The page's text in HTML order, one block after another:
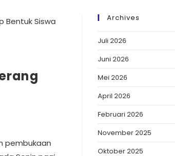
pembukaan
Archives
Juli 2026
Juni 2026
Mei 2026
April 2026
Februari 2026
November 2025
Oktober 2025